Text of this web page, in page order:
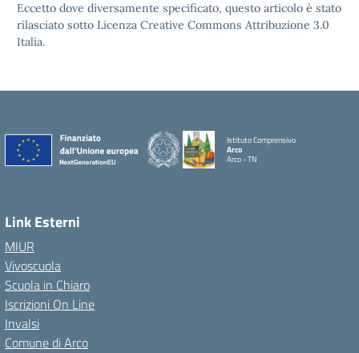
Eccetto dove diversamente specificato, questo articolo è stato
rilasciato sotto Licenza Creative Commons Attribuzione 3.0
Italia.
Istituto Comprensivo
Arco
Arco - TN
Link Esterni
MIUR
Vivoscuola
Scuola in Chiaro
Iscrizioni On Line
Invalsi
Comune di Arco